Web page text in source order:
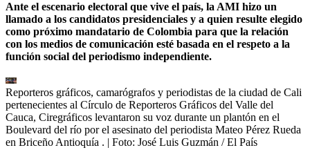
Ante el escenario electoral que vive el país, la AMI hizo un
llamado a los candidatos presidenciales y a quien resulte elegido
como próximo mandatario de Colombia para que la relación
con los medios de comunicación esté basada en el respeto a la
función social del periodismo independiente.
Reporteros gráficos, camarógrafos y periodistas de la ciudad de Cali
pertenecientes al Círculo de Reporteros Gráficos del Valle del
Cauca, Ciregráficos levantaron su voz durante un plantón en el
Boulevard del río por el asesinato del periodista Mateo Pérez Rueda
en Briceño Antioquía . | Foto: José Luis Guzmán / El País